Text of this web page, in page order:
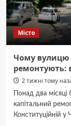
Місто
Чому вулицю
ремонтують:
2 тижні тому
Понад два місяці
капітальний
Конституційній у